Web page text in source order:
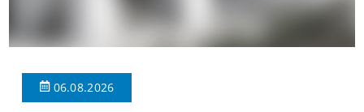
06.08.2026